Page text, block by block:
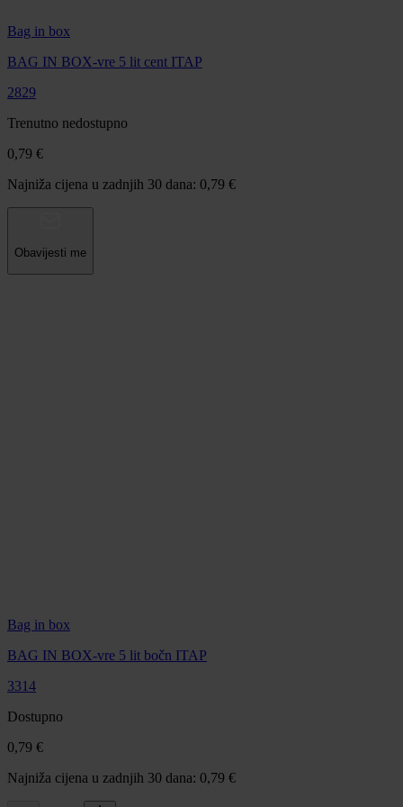
Bag in box
BAG IN BOX-vre 5 lit cent ITAP
2829
Trenutno nedostupno
0,79 €
Najniža cijena u zadnjih 30 dana: 0,79 €
Obavijesti me
Bag in box
BAG IN BOX-vre 5 lit bočn ITAP
3314
Dostupno
0,79 €
Najniža cijena u zadnjih 30 dana: 0,79 €